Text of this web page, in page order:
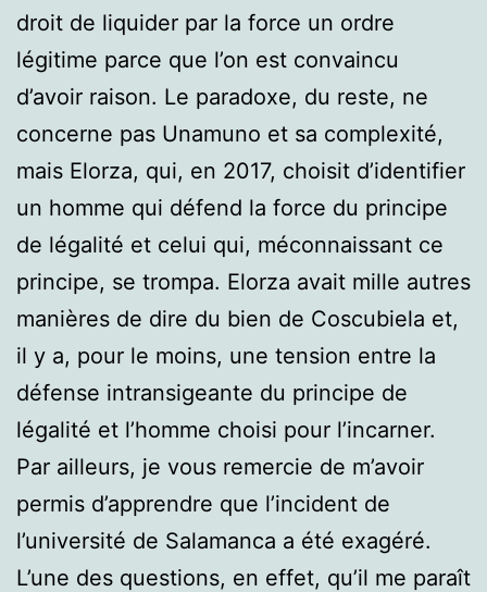
droit de liquider par la force un ordre
légitime parce que l’on est convaincu
d’avoir raison. Le paradoxe, du reste, ne
concerne pas Unamuno et sa complexité,
mais Elorza, qui, en 2017, choisit d’identifier
un homme qui défend la force du principe
de légalité et celui qui, méconnaissant ce
principe, se trompa. Elorza avait mille autres
manières de dire du bien de Coscubiela et,
il y a, pour le moins, une tension entre la
défense intransigeante du principe de
légalité et l’homme choisi pour l’incarner.
Par ailleurs, je vous remercie de m’avoir
permis d’apprendre que l’incident de
l’université de Salamanca a été exagéré.
L’une des questions, en effet, qu’il me paraît